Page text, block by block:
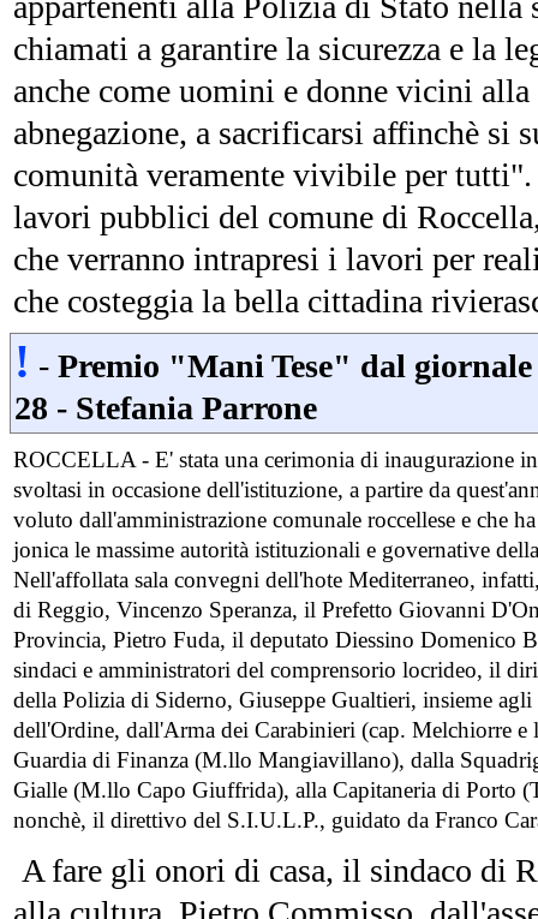
chiamati a garantire la sicurezza e la
anche come uomini e donne vicini
abnegazione, a sacrificarsi affinchè si
comunità veramente vivibile per tutti".
lavori pubblici del comune di
che verranno intrapresi i lavori per
che costeggia la bella cittadina
! - Premio "Mani Tese" dal
28 - Stefania Parrone
ROCCELLA - E' stata una cerimonia di inaugurazione
svoltasi in occasione dell'istituzione, a partire da
voluto dall'amministrazione comunale roccellese e che
jonica le massime autorità istituzionali e governative
Nell'affollata sala convegni dell'hote Mediterraneo,
di Reggio, Vincenzo Speranza, il Prefetto Giovanni
Provincia, Pietro Fuda, il deputato Diessino Domenico
sindaci e amministratori del comprensorio locrideo, il
della Polizia di Siderno, Giuseppe Gualtieri, insieme
dell'Ordine, dall'Arma dei Carabinieri (cap. Melchiorre e
Guardia di Finanza (M.llo Mangiavillano), dalla
Gialle (M.llo Capo Giuffrida), alla Capitaneria di Porto
nonchè, il direttivo del S.I.U.L.P., guidato da Franco
A fare gli onori di casa, il sindaco di